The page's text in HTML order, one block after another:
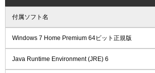
付属ソフト名
Windows 7 Home Premium 64ビット正規版
Java Runtime Environment (JRE) 6